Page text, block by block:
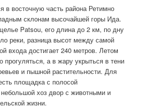
в восточную часть района Ретимно
склонам высочайшей горы Ида.
Patsou, его длина до 2 км, по дну
реки, разница высот между самой
входа достигает 240 метров. Летом
прогуляться, а в жару укрыться в тени
и пышной растительности. Для
площадка с полосой
небольшой хоз двор с животными и
жизни.